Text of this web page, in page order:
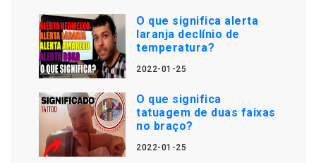
O que significa alerta
laranja declínio de
temperatura?
2022-01-25
O que significa
tatuagem de duas faixas
no braço?
2022-01-25